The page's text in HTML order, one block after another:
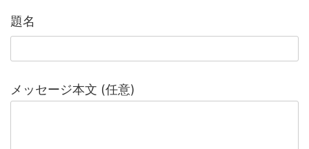
題名
メッセージ本文 (任意)